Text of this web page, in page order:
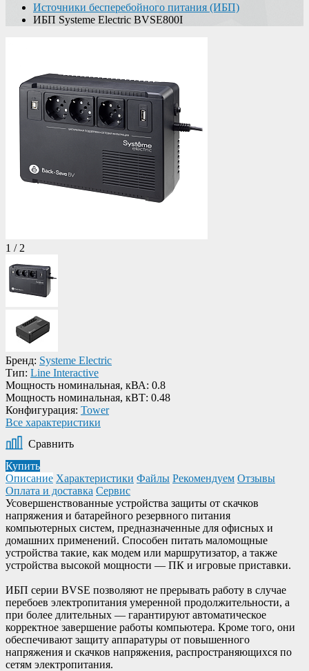
Источники бесперебойного питания (ИБП)
ИБП Systeme Electric BVSE800I
1 / 2
Бренд: Systeme Electric
Тип: Line Interactive
Мощность номинальная, кВА: 0.8
Мощность номинальная, кВТ: 0.48
Конфигурация: Tower
Все характеристики
Сравнить
Купить
Описание Характеристики Файлы Рекомендуем Отзывы
Оплата и доставка Сервис
Усовершенствованные устройства защиты от скачков
напряжения и батарейного резервного питания
компьютерных систем, предназначенные для офисных и
домашних применений. Способен питать маломощные
устройства такие, как модем или маршрутизатор, а также
устройства высокой мощности — ПК и игровые приставки.
ИБП серии BVSE позволяют не прерывать работу в случае
перебоев электропитания умеренной продолжительности, а
при более длительных — гарантируют автоматическое
корректное завершение работы компьютера. Кроме того, они
обеспечивают защиту аппаратуры от повышенного
напряжения и скачков напряжения, распространяющихся по
сетям электропитания.